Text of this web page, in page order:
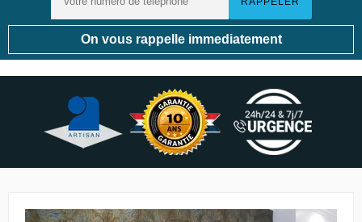
On vous rappelle immediatement